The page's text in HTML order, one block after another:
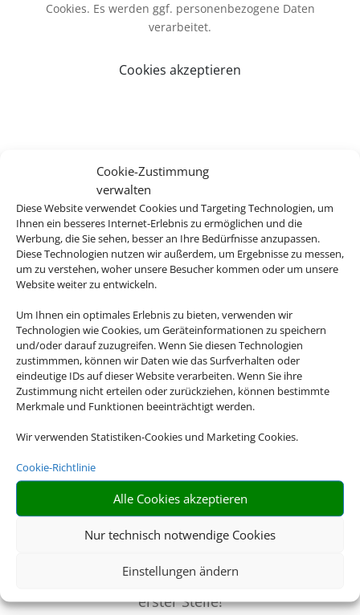
Cookie-Zustimmung
verwalten
Diese Website verwendet Cookies und Targeting Technologien, um
Ihnen ein besseres Internet-Erlebnis zu ermöglichen und die
Werbung, die Sie sehen, besser an Ihre Bedürfnisse anzupassen.
Diese Technologien nutzen wir außerdem, um Ergebnisse zu messen,
um zu verstehen, woher unsere Besucher kommen oder um unsere
Website weiter zu entwickeln.
Um Ihnen ein optimales Erlebnis zu bieten, verwenden wir
Technologien wie Cookies, um Geräteinformationen zu speichern
und/oder darauf zuzugreifen. Wenn Sie diesen Technologien
zustimmmen, können wir Daten wie das Surfverhalten oder
eindeutige IDs auf dieser Website verarbeiten. Wenn Sie ihre
Zustimmung nicht erteilen oder zurückziehen, können bestimmte
Merkmale und Funktionen beeinträchtigt werden.
Wir verwenden Statistiken-Cookies und Marketing Cookies.
Cookie-Richtlinie
Alle Cookies akzeptieren
Nur technisch notwendige Cookies
Einstellungen ändern
Cookies. Es werden ggf. personenbezogene Daten
verarbeitet.
Cookies akzeptieren
Bei längeren Reisen ist ein
Feriendomizil oft wesentlich
preiswerter als ein Hotel.
Flexibilität
Gestalten Sie Ihren
wollen. Die Erholung steht an
erster Stelle!